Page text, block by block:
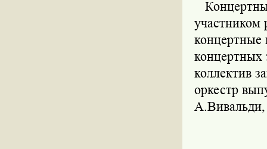
участником
концертных
коллектив
оркестр